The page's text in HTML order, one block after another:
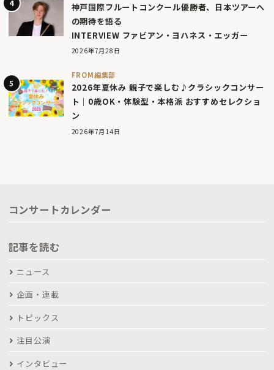
神戸国際フルートコンクール優勝者、日本ツアーへ
の期待を語る
INTERVIEW ファビアン・ヨハネス・エッガー
2026年7月28日
FROM編集部
2026年夏休み 親子で楽しむ♪クラシックコンサー
ト｜0歳OK・体験型・本格派 おすすめセレクショ
ン
2026年7月14日
コンサートカレンダー
記事を読む
ニュース
企画・連載
トピックス
注目公演
インタビュー